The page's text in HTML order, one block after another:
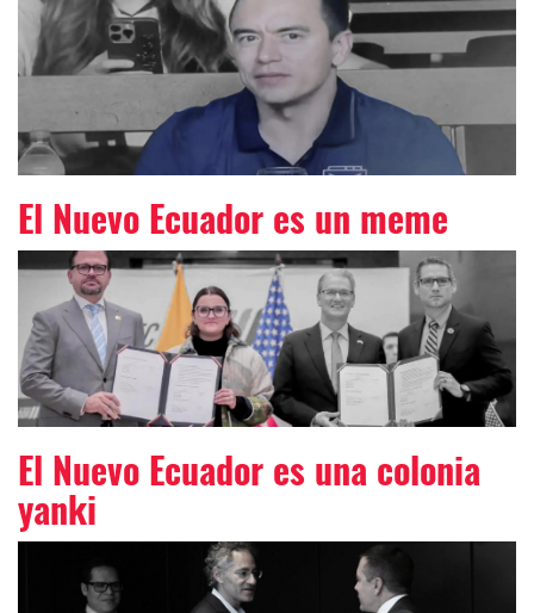
El Nuevo Ecuador es un meme
El Nuevo Ecuador es una colonia
yanki